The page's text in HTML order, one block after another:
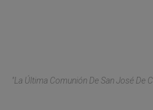
"La Última Comunión De San José De